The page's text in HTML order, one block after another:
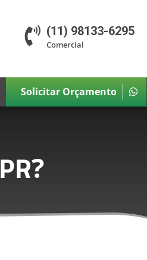
 (11) 98133-6295
Comercial
Solicitar Orçamento
?